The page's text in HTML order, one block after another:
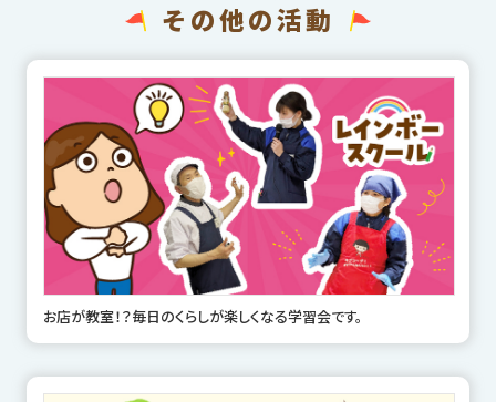
その他の活動
お店が教室！？毎日のくらしが楽しくなる学習会です。